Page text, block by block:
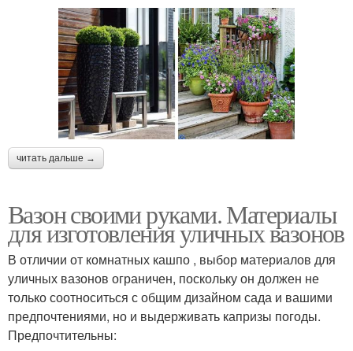
читать дальше →
Вазон своими руками. Материалы
для изготовления уличных вазонов
В отличии от комнатных кашпо , выбор материалов для
уличных вазонов ограничен, поскольку он должен не
только соотноситься с общим дизайном сада и вашими
предпочтениями, но и выдерживать капризы погоды.
Предпочтительны: